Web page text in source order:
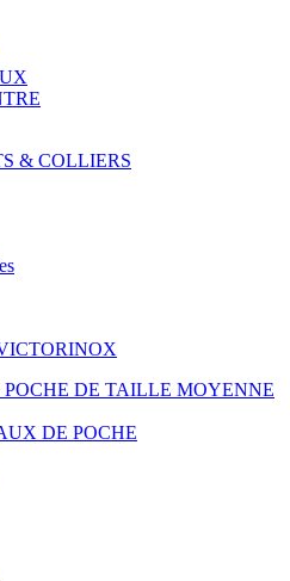
& COLLIERS
DE TAILLE MOYENNE
DE POCHE